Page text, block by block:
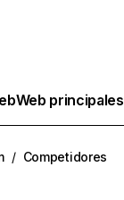
Web principales
/ Competidores